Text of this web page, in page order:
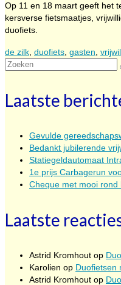
Op 11 en 18 maart geeft het
kersverse fietsmaatjes,
duofiets.
de zilk duofiets gasten
Zoeken
Laatste
Gevulde
Bedankt jubilerende
Statiegeldautomaat
1e prijs Carbagerun
Cheque met mooi rond
Laatste
Astrid Kromhout op
Karolien op Duofietsen
Astrid Kromhout op